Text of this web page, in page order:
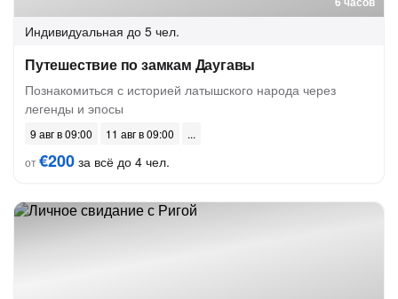
Индивидуальная до 5 чел.
Путешествие по замкам Даугавы
Познакомиться с историей латышского народа через
легенды и эпосы
9 авг в 09:00
11 авг в 09:00
от€200 за всё до 4 чел.